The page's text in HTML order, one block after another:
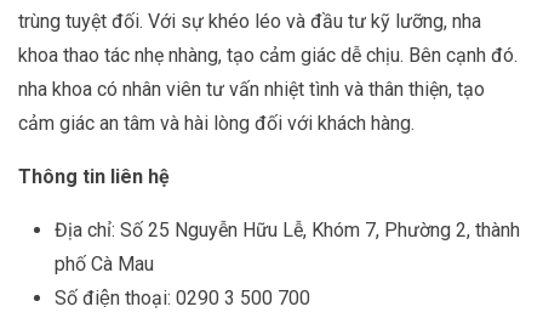
trùng tuyệt đối. Với sự khéo léo và đầu tư kỹ lưỡng, nha
khoa thao tác nhẹ nhàng, tạo cảm giác dễ chịu. Bên cạnh đó.
nha khoa có nhân viên tư vấn nhiệt tình và thân thiện, tạo
cảm giác an tâm và hài lòng đối với khách hàng.
Thông tin liên hệ
Địa chỉ: Số 25 Nguyễn Hữu Lễ, Khóm 7, Phường 2, thành
phố Cà Mau
Số điện thoại: 0290 3 500 700